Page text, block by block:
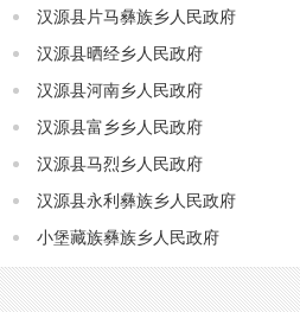
汉源县片马彝族乡人民政府
汉源县晒经乡人民政府
汉源县河南乡人民政府
汉源县富乡乡人民政府
汉源县马烈乡人民政府
汉源县永利彝族乡人民政府
小堡藏族彝族乡人民政府